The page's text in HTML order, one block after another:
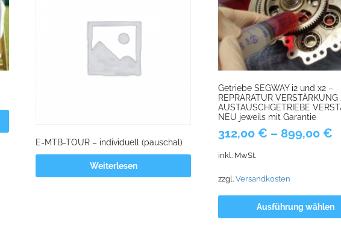
E-MTB-TOUR – individuell (pauschal)
Weiterlesen
Getriebe SEGWAY i2 und x2 –
REPRARATUR
AUSTAUSCHGETRIEBE
NEU jeweils mit Garantie
312,00 € – 899,00 €
inkl. MwSt.
zzgl. Versandkosten
Ausführung wählen